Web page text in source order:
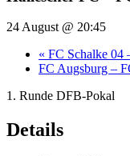
24 August @ 20:45
« FC Schalke 04
FC Augsburg –
1. Runde DFB-Pokal
Details